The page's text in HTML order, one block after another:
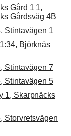
Gård 1:1,
Gårdsväg 4B
Stintavägen 1
Björknäs
Stintavägen 7
Stintavägen 5
1, Skarpnäcks
Storvretsvägen